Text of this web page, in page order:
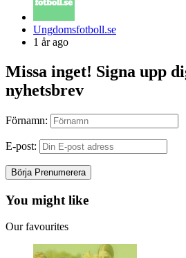
Posted
by
Ungdomsfotboll.se
1 år ago
Missa inget! Signa upp
nyhetsbrev
Förnamn:
E-post:
You might like
Our favourites